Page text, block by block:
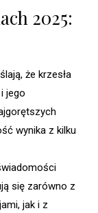
2025:
że krzesła
jego
wynika z kilku
się zarówno z
jak i z